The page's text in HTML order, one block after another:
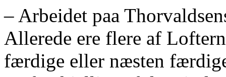
‒ Arbeidet paa
Allerede ere flere af
færdige eller næsten